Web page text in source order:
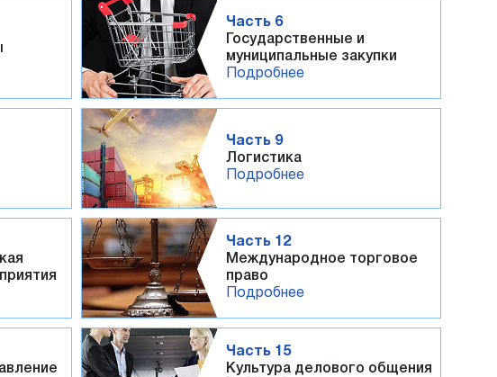
Часть 6
Государственные и
муниципальные закупки
Подробнее
Часть 9
Логистика
Подробнее
Часть 12
Международное торговое
право
Подробнее
Часть 15
Культура делового общения